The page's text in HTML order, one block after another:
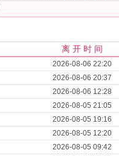
离 开 时 间
2026-08-06 22:20
2026-08-06 20:37
2026-08-06 12:28
2026-08-05 21:05
2026-08-05 19:16
2026-08-05 12:20
2026-08-05 09:42